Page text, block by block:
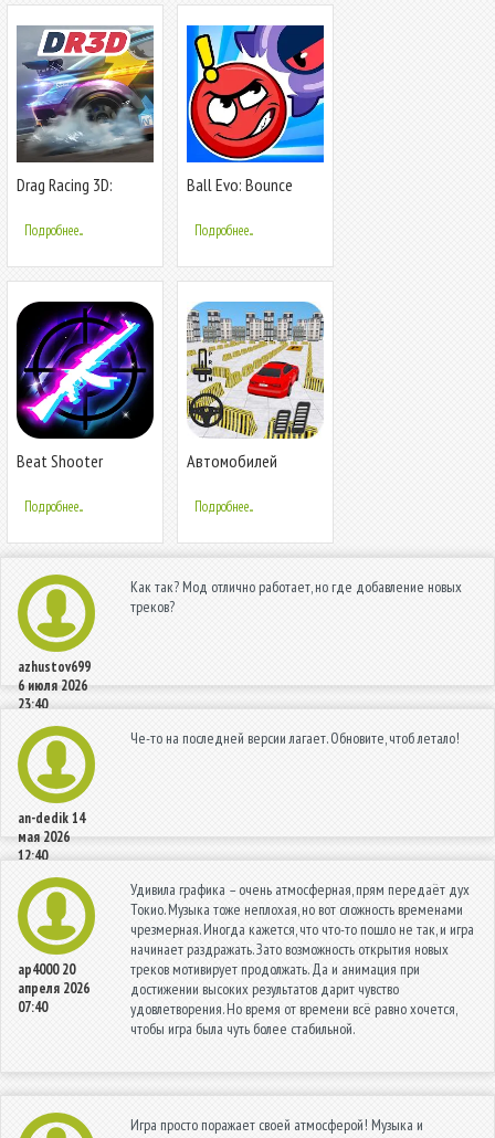
Drag Racing 3D:
Подробнее...
Ball Evo: Bounce
Подробнее...
Beat Shooter
Подробнее...
Автомобилей
Вождения
Симулятор 2020
Подробнее...
azhustov699
6 июля 2026
23:40
Как так? Мод отлично работает, но где добавление новых
треков?
an-dedik14
мая 2026
12:40
Че-то на последней версии лагает. Обновите, чтоб летало!
ap4000 20
апреля 2026
07:40
Удивила графика – очень атмосферная, прям передаёт дух
Токио. Музыка тоже неплохая, но вот сложность временами
чрезмерная. Иногда кажется, что что-то пошло не так, и игра
начинает раздражать. Зато возможность открытия новых
треков мотивирует продолжать. Да и анимация при
достижении высоких результатов дарит чувство
удовлетворения. Но время от времени всё равно хочется,
чтобы игра была чуть более стабильной.
Игра просто поражает своей атмосферой! Музыка и